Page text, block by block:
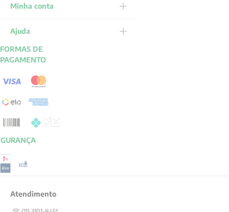
Minha conta
Ajuda
FORMAS DE
PAGAMENTO
Atendimento